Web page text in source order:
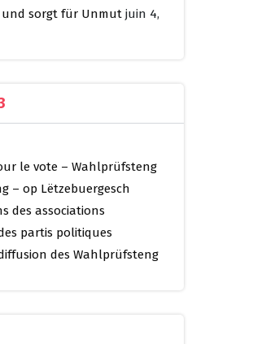
und sorgt für Unmut juin 4,
le vote – Wahlprüfsteng
– op Lëtzebuergesch
des associations
partis politiques
des Wahlprüfsteng